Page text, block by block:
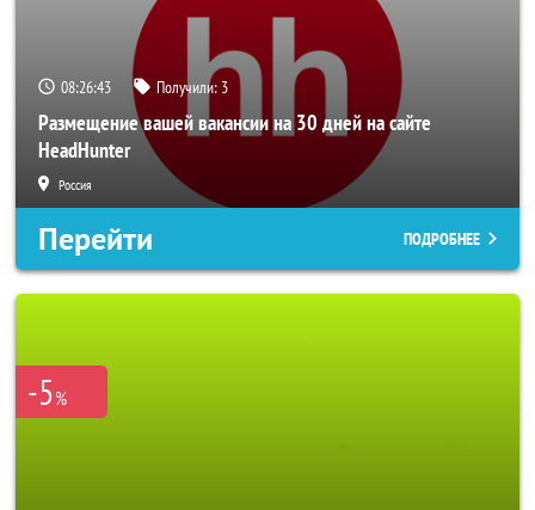
08:26:40 Получили: 3
Размещение вашей вакансии на 30 дней на сайте
HeadHunter
Россия
Перейти ПОДРОБНЕЕ
-5%